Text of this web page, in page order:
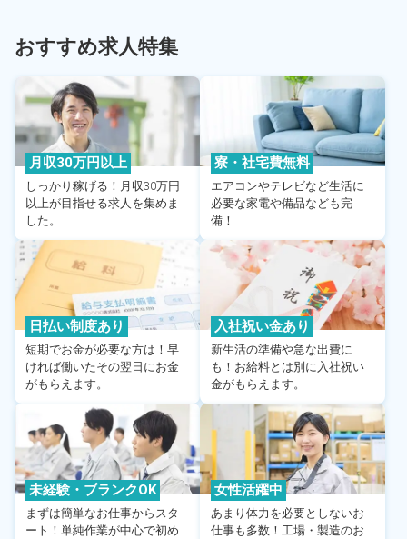
おすすめ求人特集
月収30万円以上
しっかり稼げる！月収30万円
以上が目指せる求人を集めま
した。
寮・社宅費無料
エアコンやテレビなど生活に
必要な家電や備品なども完
備！
日払い制度あり
短期でお金が必要な方は！早
ければ働いたその翌日にお金
がもらえます。
入社祝い金あり
新生活の準備や急な出費に
も！お給料とは別に入社祝い
金がもらえます。
未経験・ブランクOK
まずは簡単なお仕事からスタ
ート！単純作業が中心で初め
女性活躍中
あまり体力を必要としないお
仕事も多数！工場・製造のお